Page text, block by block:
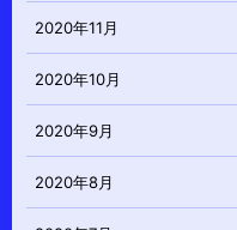
2020年11月
2020年10月
2020年9月
2020年8月